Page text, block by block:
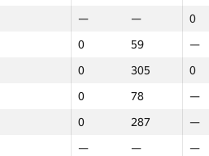
— —
0
0 59
—
0 305
0
0 78
—
0 287
—
— —
—
— —
0
0 59
—
0 305
0
0 78
—
0 287
—
— —
—